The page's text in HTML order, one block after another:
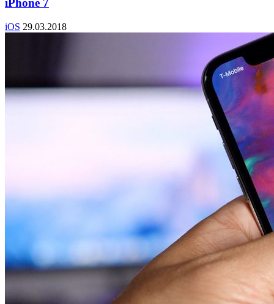
iPhone 7
iOS 29.03.2018